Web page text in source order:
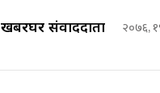
खबरघर संवाददाता २०७६,